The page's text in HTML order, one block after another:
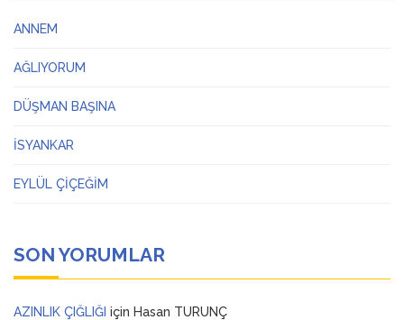
ANNEM
AĞLIYORUM
DÜŞMAN BAŞINA
İSYANKAR
EYLÜL ÇİÇEĞİM
SON YORUMLAR
AZINLIK ÇIĞLIĞI için Hasan TURUNÇ